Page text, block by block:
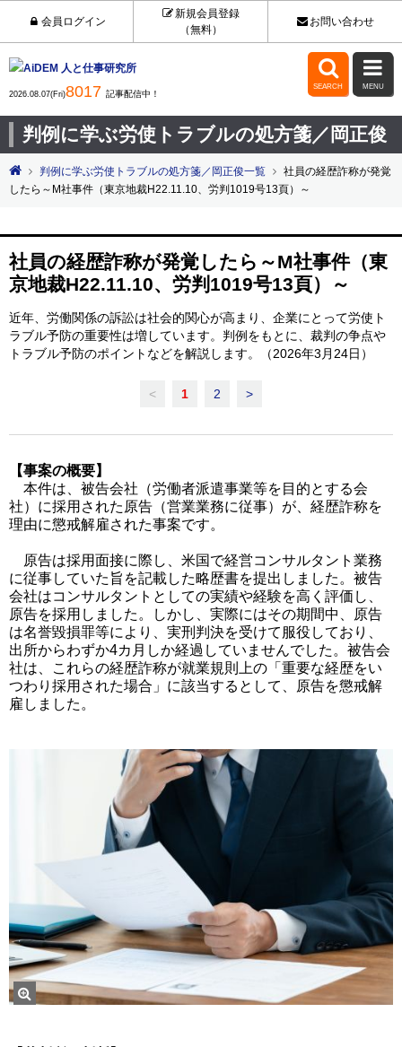
会員ログイン
新規会員登録
（無料）
お問い合わせ
2026.08.07(Fri)8017 記事配信中！

SEARCH

MENU
判例に学ぶ労使トラブルの処方箋／岡正俊
判例に学ぶ労使トラブルの処方箋／岡正俊一覧
社員の経歴詐称が発覚
したら～M社事件（東京地裁H22.11.10、労判1019号13頁）～
社員の経歴詐称が発覚したら～M社事件（東
京地裁H22.11.10、労判1019号13頁）～
近年、労働関係の訴訟は社会的関心が高まり、企業にとって労使ト
ラブル予防の重要性は増しています。判例をもとに、裁判の争点や
トラブル予防のポイントなどを解説します。（2026年3月24日）
< 1 2 >
【事案の概要】
本件は、被告会社（労働者派遣事業等を目的とする会
社）に採用された原告（営業業務に従事）が、経歴詐称を
理由に懲戒解雇された事案です。
原告は採用面接に際し、米国で経営コンサルタント業務
に従事していた旨を記載した略歴書を提出しました。被告
会社はコンサルタントとしての実績や経験を高く評価し、
原告を採用しました。しかし、実際にはその期間中、原告
は名誉毀損罪等により、実刑判決を受けて服役しており、
出所からわずか4カ月しか経過していませんでした。被告会
社は、これらの経歴詐称が就業規則上の「重要な経歴をい
つわり採用された場合」に該当するとして、原告を懲戒解
雇しました。